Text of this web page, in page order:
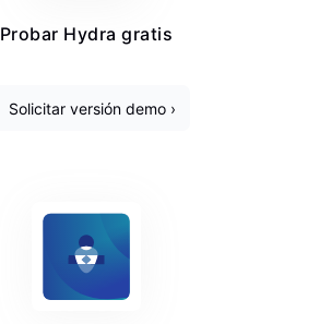
Probar Hydra gratis
Solicitar versión demo ›